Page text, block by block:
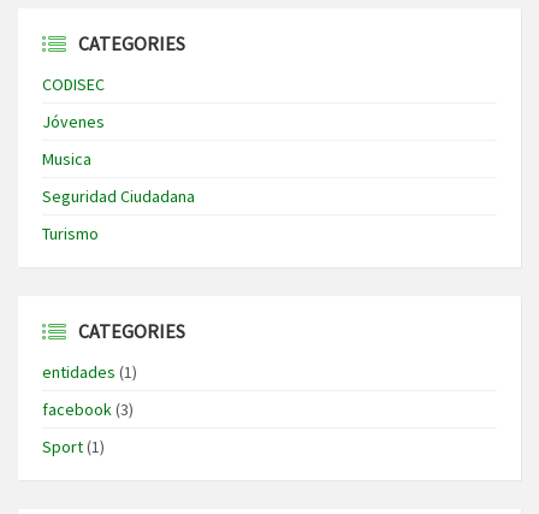
CATEGORIES
CODISEC
Jóvenes
Musica
Seguridad Ciudadana
Turismo
CATEGORIES
entidades (1)
facebook(3)
Sport(1)